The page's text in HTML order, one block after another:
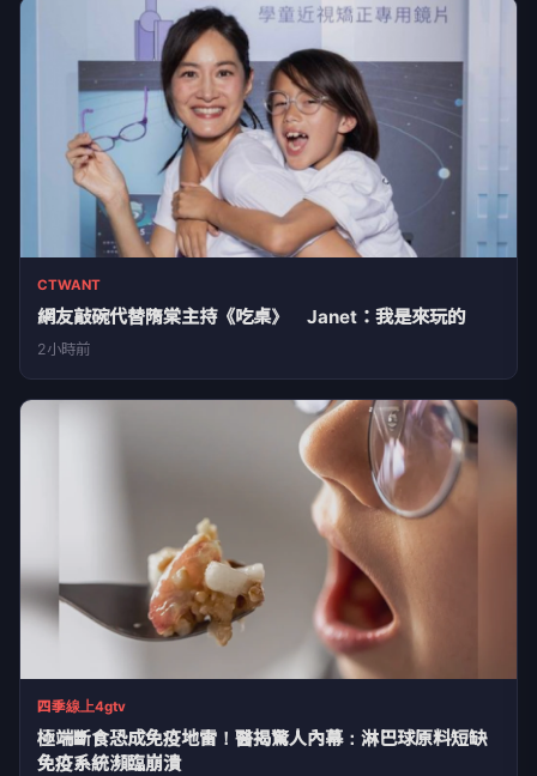
CTWANT
網友敲碗代替隋棠主持《吃桌》 Janet：我是來玩的
2小時前
四季線上4gtv
極端斷食恐成免疫地雷！醫揭驚人內幕：淋巴球原料短缺
免疫系統瀕臨崩潰